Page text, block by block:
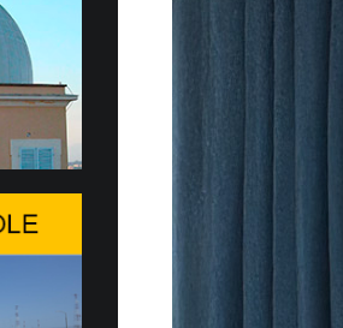
en Ginebra el WSIS Forum
en Ginebra la edición 2026 del WSIS
cita multilateral de las Naciones Unidas
de la información, promovida...
de entrega de 20 Fiat Top…